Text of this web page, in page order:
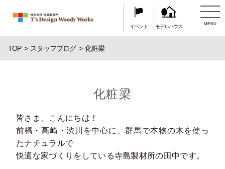
イベント モデルハウス MENU
TOP スタッフブログ 化粧梁
化粧梁
皆さま、こんにちは！
前橋・高崎・渋川を中心に、群馬で本物の木を使っ
たナチュラルで
快適な家づくりをしている寺島製材所の田中です。